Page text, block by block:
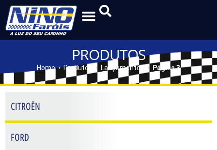
PRODUTOS
Home Produtos Lançamentos Página 3
CITROËN
FORD